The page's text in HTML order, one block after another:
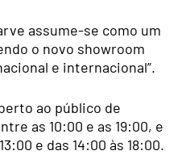
assume-se como um
o novo showroom
e internacional”.
ao público de
as 10:00 e as 19:00, e
e das 14:00 às 18:00.